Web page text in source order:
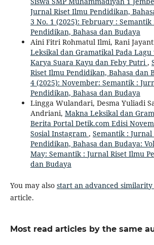
Jurnal Riset Ilmu Pendidikan,
3 No. 1 (2025): February :
Pendidikan, Bahasa dan Budaya
Aini Fitri Rohmatul Ilmi, Rani
Leksikal dan Gramatikal Pada Lagu
Karya Suara Kayu dan Feby Putri ,
Riset Ilmu Pendidikan, Bahasa dan
4 (2025): November: Semantik :
Pendidikan, Bahasa dan Budaya
Lingga Wulandari, Desma Yuliadi
Andriani, Makna Leksikal dan
Berita Portal Detik.com Edisi
Sosial Instagram , Semantik : Jurnal
Pendidikan, Bahasa dan Budaya:
May: Semantik : Jurnal Riset Ilmu
dan Budaya
You may also start an advanced similarity
article.
Most read articles by the same